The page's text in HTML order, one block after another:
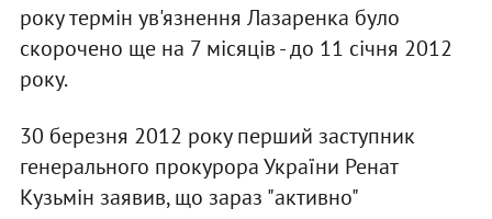
року термін ув'язнення Лазаренка було
скорочено ще на 7 місяців - до 11 січня 2012
року.
30 березня 2012 року перший заступник
генерального прокурора України Ренат
Кузьмін заявив, що зараз "активно"